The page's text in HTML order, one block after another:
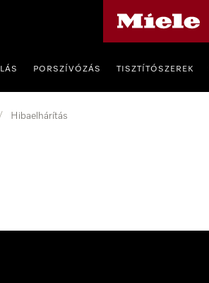
PORSZÍVÓZÁS TISZTÍTÓSZEREK
/ Hibaelhárítás